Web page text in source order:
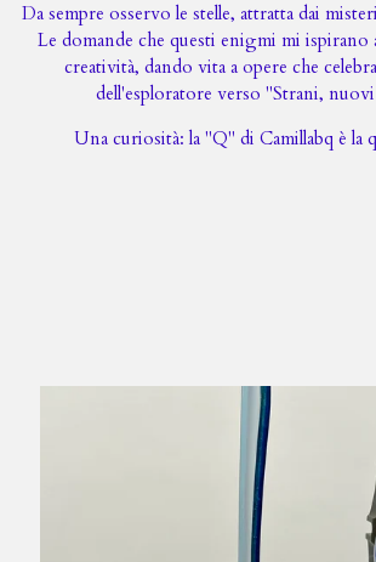
Da sempre osservo le stelle, attratta dai
Le domande che questi enigmi mi ispirano
creatività, dando vita a opere che
dell'esploratore verso "Strani,
Una curiosità: la "Q" di Camillabq è la